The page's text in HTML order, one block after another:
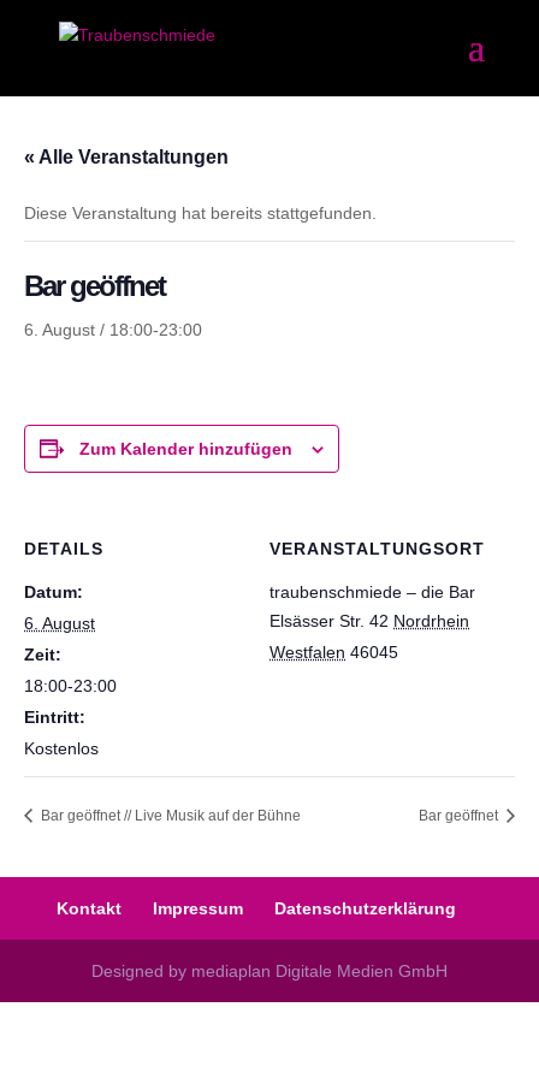
« Alle Veranstaltungen
Diese Veranstaltung hat bereits stattgefunden.
Bar geöffnet
6. August / 18:00-23:00
Zum Kalender hinzufügen
DETAILS
Datum:
6. August
Zeit:
18:00-23:00
Eintritt:
Kostenlos
VERANSTALTUNGSORT
traubenschmiede – die Bar
Elsässer Str. 42 Nordrhein
Westfalen 46045
Bar geöffnet // Live Musik auf der Bühne Bar geöffnet
Kontakt Impressum Datenschutzerklärung
Designed by mediaplan Digitale Medien GmbH